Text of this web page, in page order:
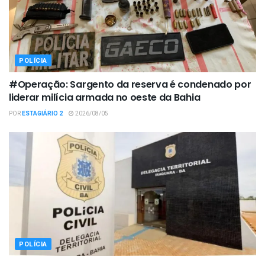
POLÍCIA
#Operação: Sargento da reserva é condenado por
liderar milícia armada no oeste da Bahia
PORESTAGIÁRIO 2 2026/08/05
POLÍCIA